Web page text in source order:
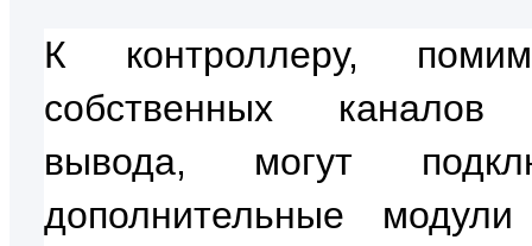
К контроллеру,
собственных каналов
вывода, могут
дополнительные